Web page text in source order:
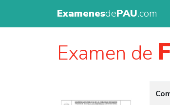
ExamenesdePAU.com
Examen de